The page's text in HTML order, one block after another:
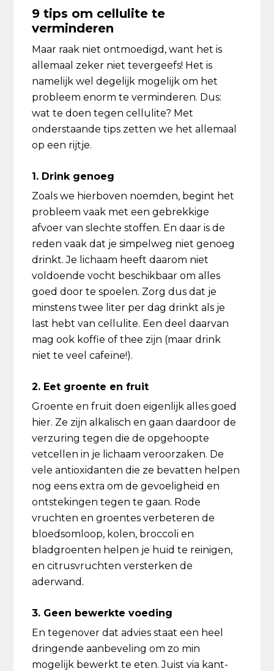
9 tips om cellulite te
verminderen
Maar raak niet ontmoedigd, want het is
allemaal zeker niet tevergeefs! Het is
namelijk wel degelijk mogelijk om het
probleem enorm te verminderen. Dus:
wat te doen tegen cellulite? Met
onderstaande tips zetten we het allemaal
op een rijtje.
1. Drink genoeg
Zoals we hierboven noemden, begint het
probleem vaak met een gebrekkige
afvoer van slechte stoffen. En daar is de
reden vaak dat je simpelweg niet genoeg
drinkt. Je lichaam heeft daarom niet
voldoende vocht beschikbaar om alles
goed door te spoelen. Zorg dus dat je
minstens twee liter per dag drinkt als je
last hebt van cellulite. Een deel daarvan
mag ook koffie of thee zijn (maar drink
niet te veel cafeïne!).
2. Eet groente en fruit
Groente en fruit doen eigenlijk alles goed
hier. Ze zijn alkalisch en gaan daardoor de
verzuring tegen die de opgehoopte
vetcellen in je lichaam veroorzaken. De
vele antioxidanten die ze bevatten helpen
nog eens extra om de gevoeligheid en
ontstekingen tegen te gaan. Rode
vruchten en groentes verbeteren de
bloedsomloop, kolen, broccoli en
bladgroenten helpen je huid te reinigen,
en citrusvruchten versterken de
aderwand.
3. Geen bewerkte voeding
En tegenover dat advies staat een heel
dringende aanbeveling om zo min
mogelijk bewerkt te eten. Juist via kant-